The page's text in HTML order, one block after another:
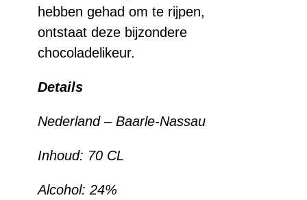
hebben gehad om te rijpen,
ontstaat deze bijzondere
chocoladelikeur.
Details
Nederland – Baarle-Nassau
Inhoud: 70 CL
Alcohol: 24%